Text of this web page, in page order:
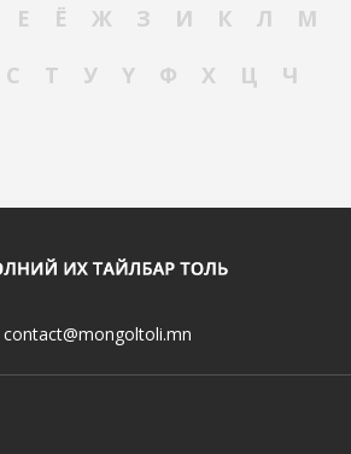
Е Ё Ж З И К Л
М
С Т У Ү Ф Х Ц
Ч
contact@mongoltoli.mn